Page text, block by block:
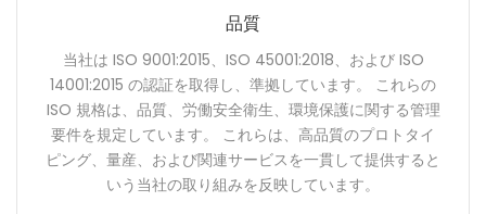
品質
当社は ISO 9001:2015、ISO 45001:2018、および ISO
14001:2015 の認証を取得し、準拠しています。 これらの
ISO 規格は、品質、労働安全衛生、環境保護に関する管理
要件を規定しています。 これらは、高品質のプロトタイ
ピング、量産、および関連サービスを一貫して提供すると
いう当社の取り組みを反映しています。